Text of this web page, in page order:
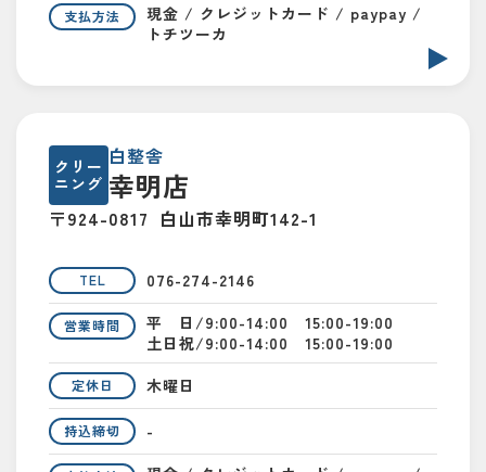
支払方法
現金 / クレジットカード / paypay /
トチツーカ
クリー
ニング
白整舎
幸明店
〒924-0817 白山市幸明町142-1
TEL 076-274-2146
営業時間
平 日/9:00-14:00 15:00-19:00
土日祝/9:00-14:00 15:00-19:00
定休日 木曜日
持込締切 -